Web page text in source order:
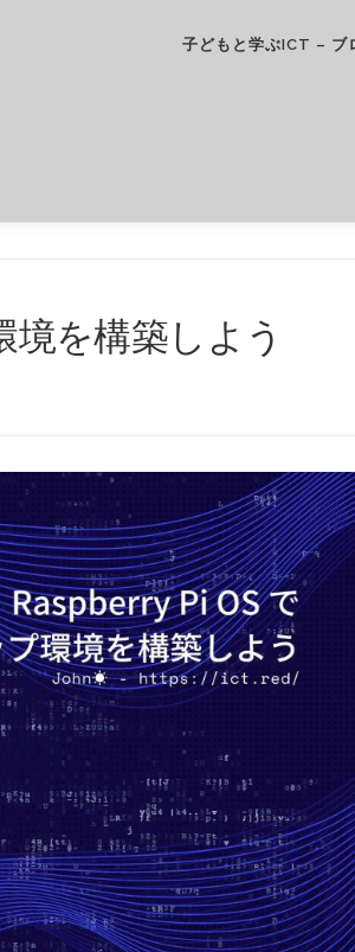
子どもと学ぶICT – ブ
境を構築しよう